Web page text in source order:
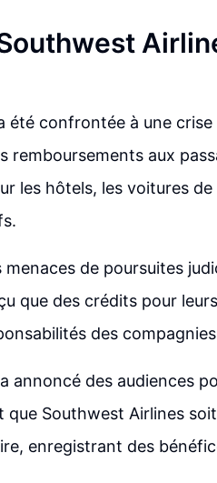
été confrontée à une
remboursements aux
les hôtels, les voitures
menaces de poursuites
que des crédits pour
des
annoncé des audiences
que Southwest Airlines
enregistrant des